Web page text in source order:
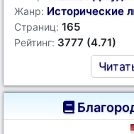
Жанр: Исторические
Страниц: 165
Рейтинг: 3777 (4.71)